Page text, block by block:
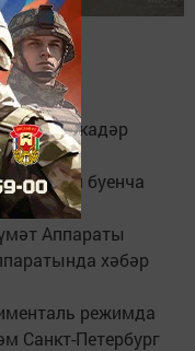
кадәр
буенча
Аппараты
хәбәр
режимда
Санкт-Петербург